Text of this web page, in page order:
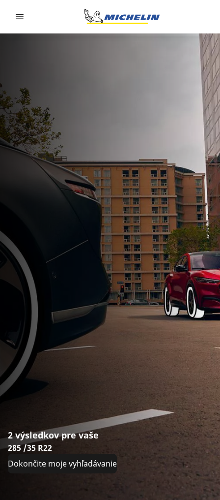
2 výsledkov pre vaše
285 /35 R22
Dokončite moje vyhľadávanie